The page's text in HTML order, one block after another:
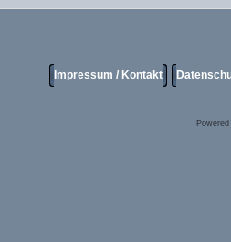
Impressum / Kontakt